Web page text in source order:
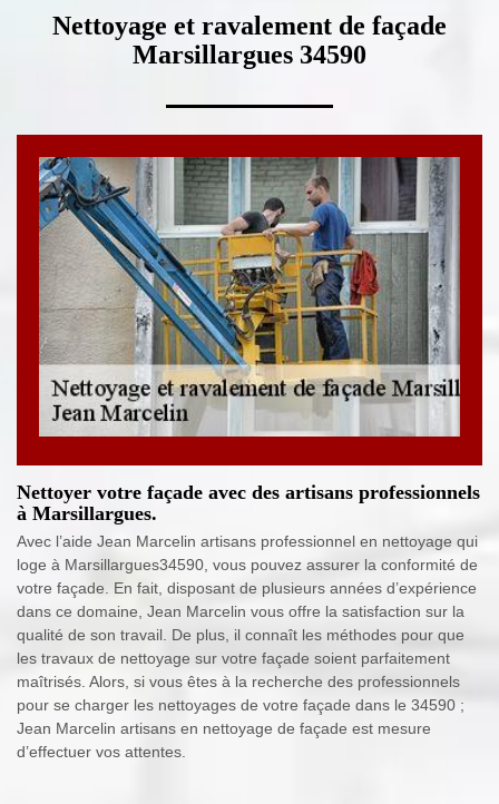
Nettoyage et ravalement de façade
Marsillargues 34590
Nettoyer votre façade avec des artisans professionnels
à Marsillargues.
Avec l’aide Jean Marcelin artisans professionnel en nettoyage qui
loge à Marsillargues34590, vous pouvez assurer la conformité de
votre façade. En fait, disposant de plusieurs années d’expérience
dans ce domaine, Jean Marcelin vous offre la satisfaction sur la
qualité de son travail. De plus, il connaît les méthodes pour que
les travaux de nettoyage sur votre façade soient parfaitement
maîtrisés. Alors, si vous êtes à la recherche des professionnels
pour se charger les nettoyages de votre façade dans le 34590 ;
Jean Marcelin artisans en nettoyage de façade est mesure
d’effectuer vos attentes.